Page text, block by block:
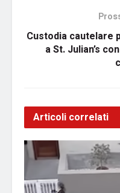
Custodia cautelare
a St. Julian’s
Articoli correlati